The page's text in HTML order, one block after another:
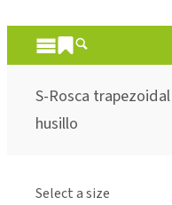
S-Rosca
husillo
Select a size